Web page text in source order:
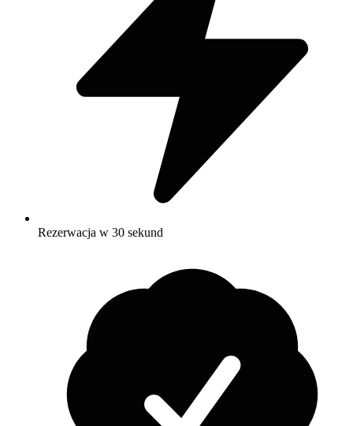
Rezerwacja w 30 sekund